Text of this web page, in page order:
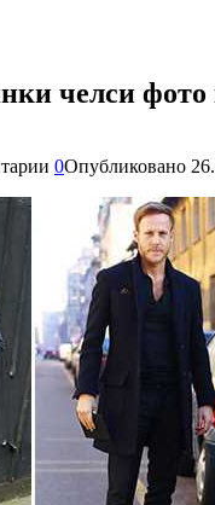
челси
0Опубликовано